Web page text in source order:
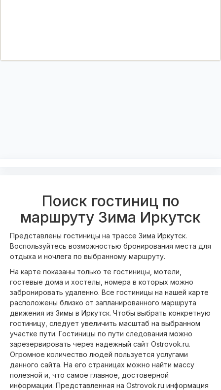
Поиск гостиниц по
маршруту Зима Иркутск
Представлены гостиницы на трассе Зима Иркутск.
Воспользуйтесь возможностью бронирования места для
отдыха и ночлега по выбранному маршруту.
На карте показаны только те гостиницы, мотели,
гостевые дома и хостелы, номера в которых можно
забронировать удаленно. Все гостиницы на нашей карте
расположены близко от запланированного маршрута
движения из Зимы в Иркутск. Чтобы выбрать конкретную
гостиницу, следует увеличить масштаб на выбранном
участке пути. Гостиницы по пути следования можно
зарезервировать через надежный сайт Ostrovok.ru.
Огромное количество людей пользуется услугами
данного сайта. На его страницах можно найти массу
полезной и, что самое главное, достоверной
информации. Представленная на Ostrovok.ru информация